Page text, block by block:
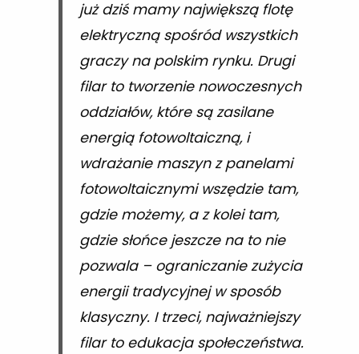
już dziś mamy największą flotę
elektryczną spośród wszystkich
graczy na polskim rynku. Drugi
filar to tworzenie nowoczesnych
oddziałów, które są zasilane
energią fotowoltaiczną, i
wdrażanie maszyn z panelami
fotowoltaicznymi wszędzie tam,
gdzie możemy, a z kolei tam,
gdzie słońce jeszcze na to nie
pozwala – ograniczanie zużycia
energii tradycyjnej w sposób
klasyczny. I trzeci, najważniejszy
filar to edukacja społeczeństwa.